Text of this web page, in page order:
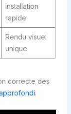
installation
rapide
Rendu visuel
unique
correcte des
.